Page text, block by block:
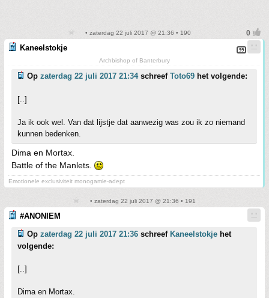
• zaterdag 22 juli 2017 @ 21:36 • 190
Kaneelstokje
Archbishop of Banterbury
Op zaterdag 22 juli 2017 21:34schreef Toto69 het volgende:
[..]
Ja ik ook wel. Van dat lijstje dat aanwezig was zou ik zo niemand
kunnen bedenken.
Dima en Mortax.
Battle of the Manlets.
Emotionele exclusiviteit monogamie-adept
• zaterdag 22 juli 2017 @ 21:36 • 191
#ANONIEM
Op zaterdag 22 juli 2017 21:36 schreef Kaneelstokje het
volgende:
[..]
Dima en Mortax.